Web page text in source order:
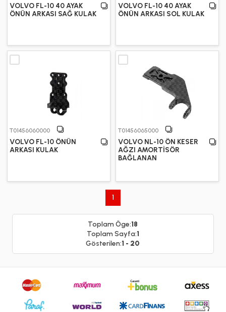
VOLVO FL-10 40 AYAK
ÖNÜN ARKASI SAĞ KULAK
VOLVO FL-10 40 AYAK
ÖNÜN ARKASI SOL KULAK
T01456060000
VOLVO FL-10 ÖNÜN
ARKASI KULAK
T01456065000
VOLVO NL-10 ÖN KESER
AĞZI AMORTİSÖR
BAĞLANAN
1
Toplam Öge:18
Toplam Sayfa:1
Gösterilen:1 - 20